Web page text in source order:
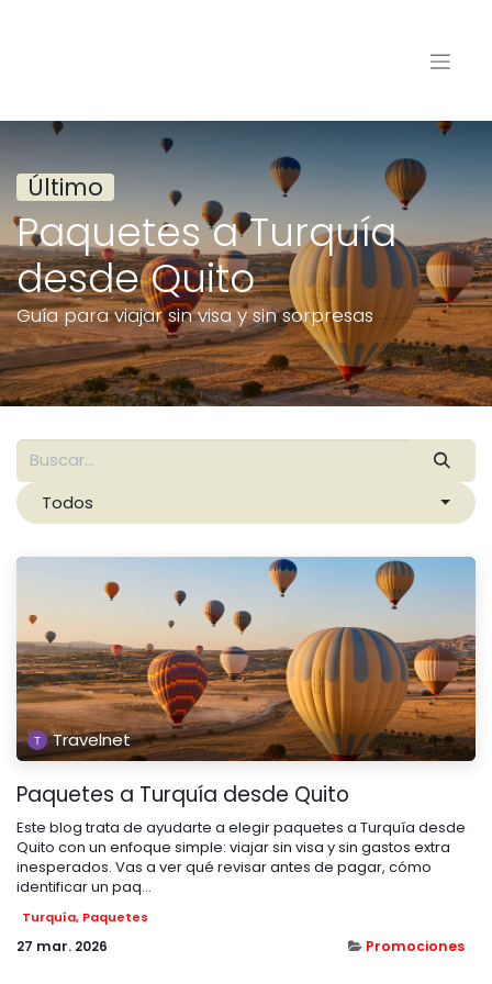
Último
Paquetes a Turquía
desde Quito
Guía para viajar sin visa y sin sorpresas
Todos
Travelnet
Paquetes a Turquía desde Quito
Este blog trata de ayudarte a elegir paquetes a Turquía desde
Quito con un enfoque simple: viajar sin visa y sin gastos extra
inesperados. Vas a ver qué revisar antes de pagar, cómo
identificar un paq...
Turquía, Paquetes
27 mar. 2026 Promociones